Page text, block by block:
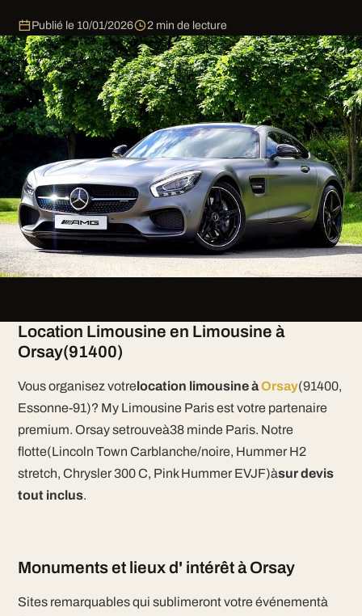
Publié le 10/01/2026 2 min de lecture
Location Limousine en Limousine à
Orsay(91400)
Vous organisez votrelocation limousine àOrsay(91400,
Essonne-91)? My Limousine Paris est votre partenaire
premium. Orsay setrouveà38 minde Paris. Notre
flotte(Lincoln Town Carblanche/noire, Hummer H2
stretch, Chrysler 300 C, Pink Hummer EVJF)àsur devis
tout inclus.
Monuments et lieux d' intérêt à Orsay
Sites remarquables qui sublimeront votre événementà